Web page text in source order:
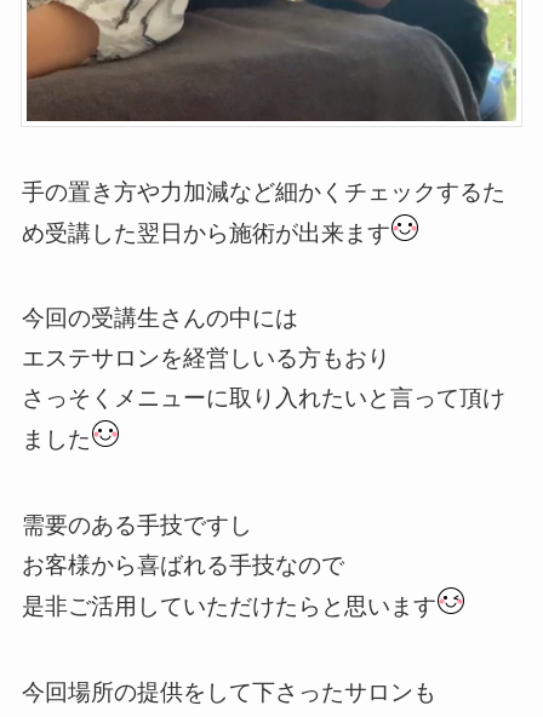
手の置き方や力加減など細かくチェックするた
め受講した翌日から施術が出来ます
今回の受講生さんの中には
エステサロンを経営しいる方もおり
さっそくメニューに取り入れたいと言って頂け
ました
需要のある手技ですし
お客様から喜ばれる手技なので
是非ご活用していただけたらと思います
今回場所の提供をして下さったサロンも